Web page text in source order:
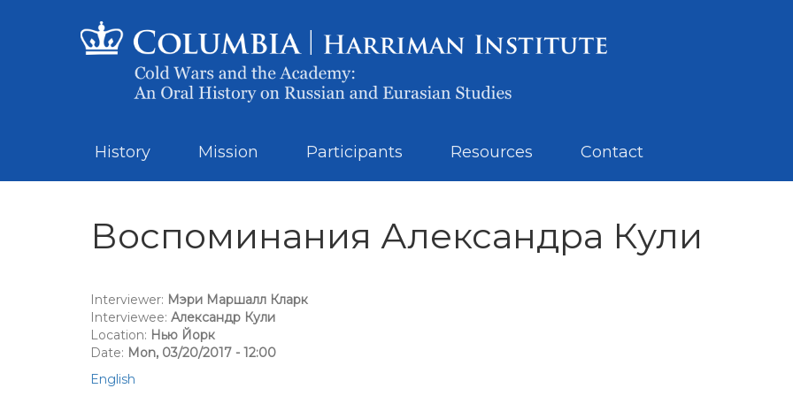
History Mission Participants Resources Contact
Воспоминания Александра Кули
Interviewer: Мэри Маршалл Кларк
Interviewee: Александр Кули
Location: Нью Йорк
Date: Mon, 03/20/2017 - 12:00
English